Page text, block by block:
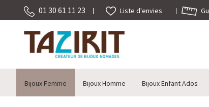
01 30 61 11 23 Liste d'envies
Bijoux Femme Bijoux Homme Bijoux Enfant Ados